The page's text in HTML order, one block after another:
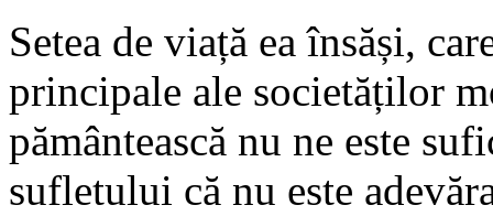
Setea de viață ea însăși,
principale ale societăților
pământească nu ne este
sufletului că nu este